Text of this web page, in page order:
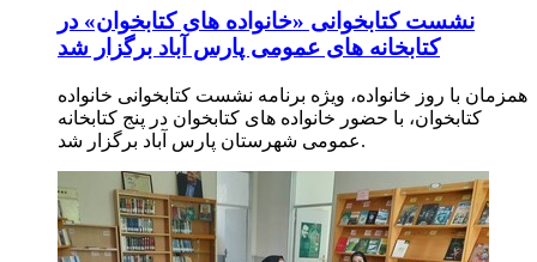
نشست کتابخوانی «خانواده های کتابخوان» در
کتابخانه های عمومی پارس آباد برگزار شد
همزمان با روز خانواده، ویژه برنامه نشست کتابخوانی خانواده
کتابخوان، با حضور خانواده های کتابخوان در پنج کتابخانه
عمومی شهرستان پارس آباد برگزار شد.